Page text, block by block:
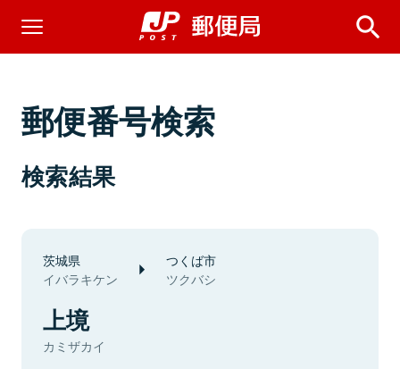
郵便番号検索
検索結果
茨城県
イバラキケン
つくば市
ツクバシ
上境
カミザカイ